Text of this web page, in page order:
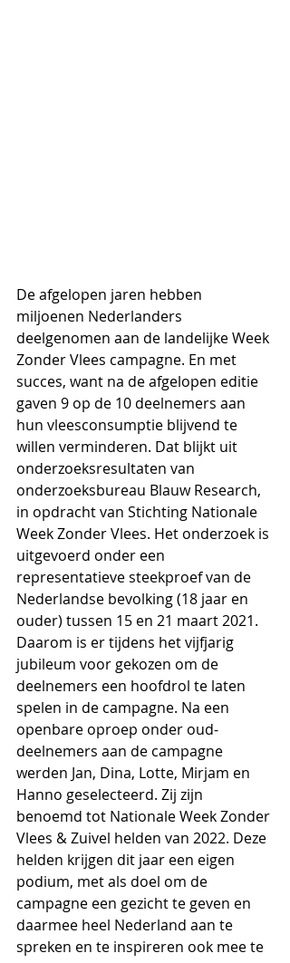
De afgelopen jaren hebben
miljoenen Nederlanders
deelgenomen aan de landelijke Week
Zonder Vlees campagne. En met
succes, want na de afgelopen editie
gaven 9 op de 10 deelnemers aan
hun vleesconsumptie blijvend te
willen verminderen. Dat blijkt uit
onderzoeksresultaten van
onderzoeksbureau Blauw Research,
in opdracht van Stichting Nationale
Week Zonder Vlees. Het onderzoek is
uitgevoerd onder een
representatieve steekproef van de
Nederlandse bevolking (18 jaar en
ouder) tussen 15 en 21 maart 2021.
Daarom is er tijdens het vijfjarig
jubileum voor gekozen om de
deelnemers een hoofdrol te laten
spelen in de campagne. Na een
openbare oproep onder oud-
deelnemers aan de campagne
werden Jan, Dina, Lotte, Mirjam en
Hanno geselecteerd. Zij zijn
benoemd tot Nationale Week Zonder
Vlees & Zuivel helden van 2022. Deze
helden krijgen dit jaar een eigen
podium, met als doel om de
campagne een gezicht te geven en
daarmee heel Nederland aan te
spreken en te inspireren ook mee te